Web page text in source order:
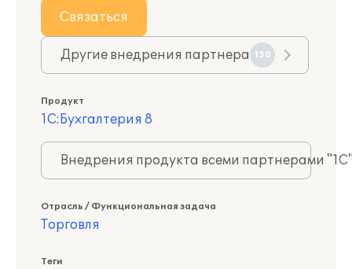
Связаться
Другие внедрения партнера 150
Продукт
1С:Бухгалтерия 8
Внедрения продукта всеми партнерами
Отрасль / Функциональная задача
Торговля
Теги